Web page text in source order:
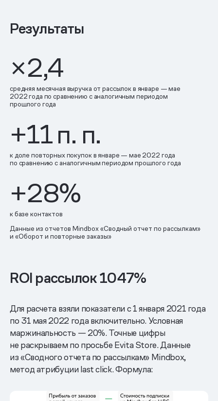
Результаты
×2,4
средняя месячная выручка от рассылок в январе — мае
2022 года по сравнению с аналогичным периодом
прошлого года
+11п. п.
к доле повторных покупок в январе — мае 2022 года
по сравнению с аналогичным периодом прошлого года
+28%
к базе контактов
Данные из отчетов Mindbox «Сводный отчет по рассылкам»
и «Оборот и повторные заказы»
ROI рассылок 1047%
Для расчета взяли показатели с 1 января 2021 года
по 31 мая 2022 года включительно. Условная
маржинальность — 20%. Точные цифры
не раскрываем по просьбе Evita Store. Данные
из «Сводного отчета по рассылкам» Mindbox,
метод атрибуции last click. Формула: